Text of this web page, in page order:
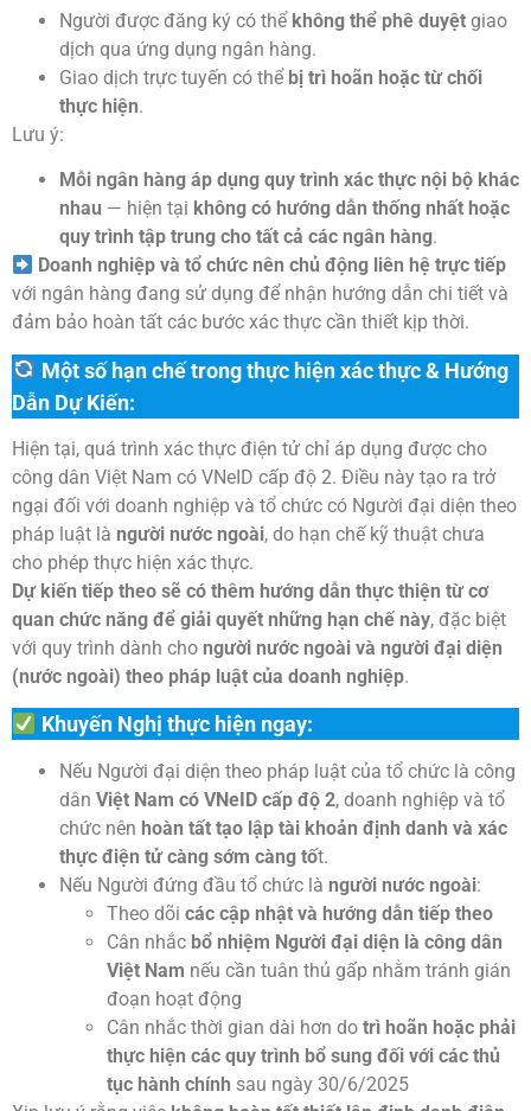
Người được đăng ký có thể không thể phê duyệt giao
dịch qua ứng dụng ngân hàng.
Giao dịch trực tuyến có thể bị trì hoãn hoặc từ chối
thực hiện.
Lưu ý:
Mỗi ngân hàng áp dụng quy trình xác thực nội bộ khác
nhau — hiện tại không có hướng dẫn thống nhất hoặc
quy trình tập trung cho tất cả các ngân hàng.
Doanh nghiệp và tổ chức nên chủ động liên hệ trực tiếp
với ngân hàng đang sử dụng để nhận hướng dẫn chi tiết và
đảm bảo hoàn tất các bước xác thực cần thiết kịp thời.
Một số hạn chế trong thực hiện xác thực & Hướng
Dẫn Dự Kiến:
Hiện tại, quá trình xác thực điện tử chỉ áp dụng được cho
công dân Việt Nam có VNeID cấp độ 2. Điều này tạo ra trở
ngại đối với doanh nghiệp và tổ chức có Người đại diện theo
pháp luật là người nước ngoài, do hạn chế kỹ thuật chưa
cho phép thực hiện xác thực.
Dự kiến tiếp theo sẽ có thêm hướng dẫn thực thiện từ cơ
quan chức năng để giải quyết những hạn chế này, đặc biệt
với quy trình dành cho người nước ngoài và người đại diện
(nước ngoài) theo pháp luật của doanh nghiệp.
Khuyến Nghị thực hiện ngay:
Nếu Người đại diện theo pháp luật của tổ chức là công
dân Việt Nam có VNeID cấp độ 2, doanh nghiệp và tổ
chức nên hoàn tất tạo lập tài khoản định danh và xác
thực điện tử càng sớm càng tốt.
Nếu Người đứng đầu tổ chức là người nước ngoài:
Theo dõi các cập nhật và hướng dẫn tiếp theo
Cân nhắc bổ nhiệm Người đại diện là công dân
Việt Nam nếu cần tuân thủ gấp nhằm tránh gián
đoạn hoạt động
Cân nhắc thời gian dài hơn do trì hoãn hoặc phải
thực hiện các quy trình bổ sung đối với các thủ
tục hành chính sau ngày 30/6/2025